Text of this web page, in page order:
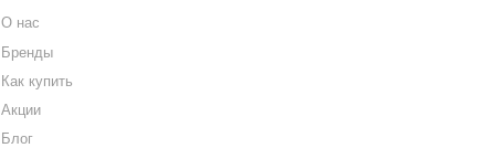
О нас
Бренды
Как купить
Акции
Блог